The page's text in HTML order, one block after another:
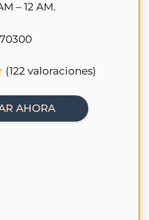
– 12 AM.
(122 valoraciones)
AHORA